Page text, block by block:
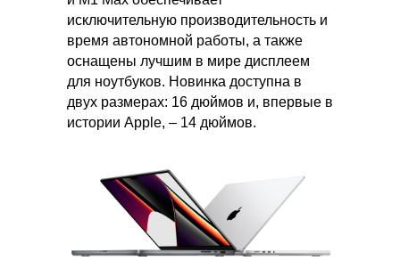
исключительную производительность и
время автономной работы, а также
оснащены лучшим в мире дисплеем
для ноутбуков. Новинка доступна в
двух размерах: 16 дюймов и, впервые в
истории Apple, – 14 дюймов.